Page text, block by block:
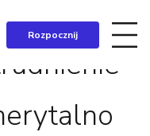
Rozpocznij